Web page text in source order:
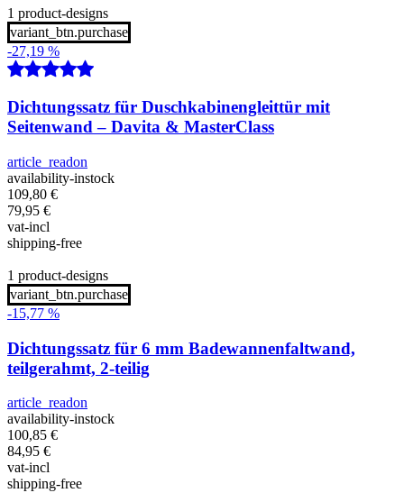
1 product-designs
variant_btn.purchase
-27,19 %
Dichtungssatz für Duschkabinengleittür mit
Seitenwand – Davita & MasterClass
article_readon
availability-instock
109,80 €
79,95 €
vat-incl
shipping-free
1 product-designs
variant_btn.purchase
-15,77 %
Dichtungssatz für 6 mm Badewannenfaltwand,
teilgerahmt, 2-teilig
article_readon
availability-instock
100,85 €
84,95 €
vat-incl
shipping-free